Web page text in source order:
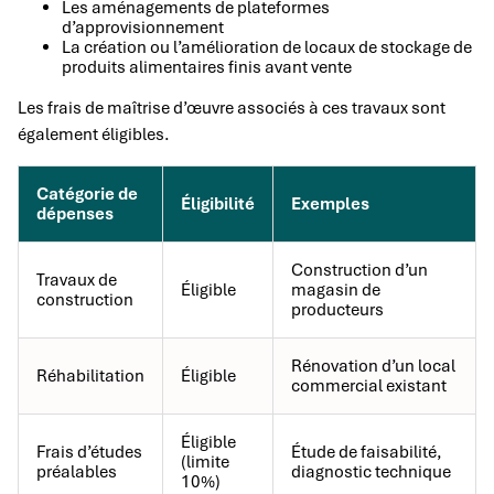
Les aménagements de plateformes
d’approvisionnement
La création ou l’amélioration de locaux de stockage de
produits alimentaires finis avant vente
Les frais de maîtrise d’œuvre associés à ces travaux sont
également éligibles.
Catégorie de
dépenses
Éligibilité Exemples
Travaux de
construction
Éligible
Construction d’un
magasin de
producteurs
Réhabilitation Éligible
Rénovation d’un local
commercial existant
Frais d’études
préalables
Éligible
(limite
10%)
Étude de faisabilité,
diagnostic technique